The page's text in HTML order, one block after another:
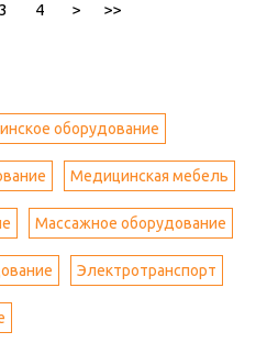
3 4 > >>
оборудование
Медицинская мебель
Массажное оборудование
Электротранспорт